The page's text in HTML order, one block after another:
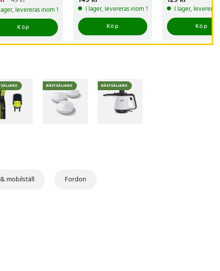
Tidigare pris:49 kr
levereras inom 1-2 vardagar
Köp
I lager, levereras inom 1-2 vardagar
Köp
I lager,
Köp
BÄSTSÄLJARE BÄSTSÄLJARE
mobilställ Fordon